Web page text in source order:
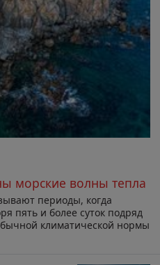
морские волны тепла
периоды, когда
пять и более суток подряд
климатической нормы